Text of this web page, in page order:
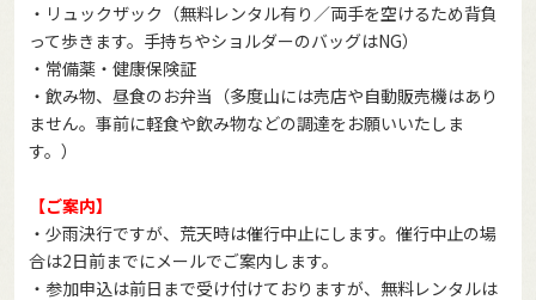
・リュックザック（無料レンタル有り／両手を空けるため背負
って歩きます。手持ちやショルダーのバッグはNG）
・常備薬・健康保険証
・飲み物、昼食のお弁当（多度山には売店や自動販売機はあり
ません。事前に軽食や飲み物などの調達をお願いいたしま
す。）
【ご案内】
・少雨決行ですが、荒天時は催行中止にします。催行中止の場
合は2日前までにメールでご案内します。
・参加申込は前日まで受け付けておりますが、無料レンタルは